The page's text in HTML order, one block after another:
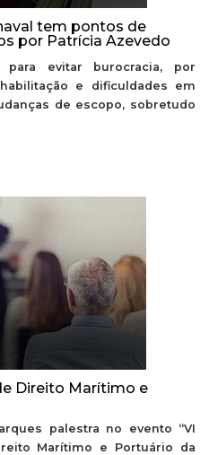
tem pontos de
por Patrícia Azevedo
para evitar burocracia, por
e dificuldades em
de escopo, sobretudo
Direito Marítimo e
palestra no evento “VI
Marítimo e Portuário da